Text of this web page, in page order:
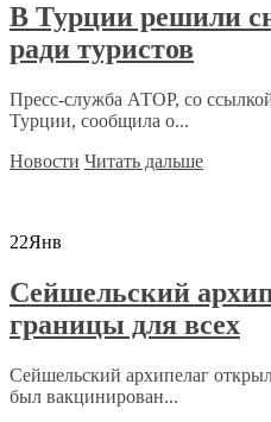
В Турции решили
ради туристов
Пресс-служба АТОР, со
Турции, сообщила о...
Новости Читать дальше
22Янв
Сейшельский
границы для всех
Сейшельский архипелаг
был вакцинирован...